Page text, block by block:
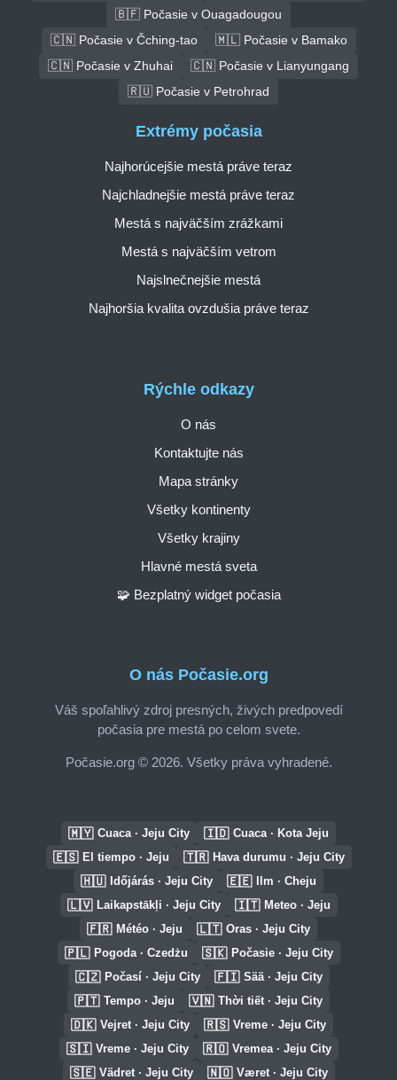
🇧🇫 Počasie v Ouagadougou
🇨🇳 Počasie v Čching-tao
🇲🇱 Počasie v Bamako
🇨🇳 Počasie v Zhuhai
🇨🇳 Počasie v Lianyungang
🇷🇺 Počasie v Petrohrad
O nás Počasie.org
Váš spoľahlivý zdroj presných, živých predpovedí
počasia pre mestá po celom svete.
Počasie.org © 2026. Všetky práva vyhradené.
Rýchle odkazy
O nás
Kontaktujte nás
Mapa stránky
Všetky kontinenty
Všetky krajiny
Hlavné mestá sveta
🧩 Bezplatný widget počasia
Extrémy počasia
Najhorúcejšie mestá práve teraz
Najchladnejšie mestá práve teraz
Mestá s najväčším zrážkami
Mestá s najväčším vetrom
Najslnečnejšie mestá
Najhoršia kvalita ovzdušia práve teraz
🇲🇾 Cuaca · Jeju City 🇮🇩 Cuaca · Kota Jeju
🇪🇸 El tiempo · Jeju 🇹🇷 Hava durumu · Jeju City
🇭🇺 Időjárás · Jeju City 🇪🇪 Ilm · Cheju
🇱🇻 Laikapstākļi · Jeju City 🇮🇹 Meteo · Jeju
🇫🇷 Météo · Jeju 🇱🇹 Oras · Jeju City
🇵🇱 Pogoda · Czedżu 🇸🇰 Počasie · Jeju City
🇨🇿 Počasí · Jeju City 🇫🇮 Sää · Jeju City
🇵🇹 Tempo · Jeju 🇻🇳 Thời tiết · Jeju City
🇩🇰 Vejret · Jeju City 🇷🇸 Vreme · Jeju City
🇸🇮 Vreme · Jeju City 🇷🇴 Vremea · Jeju City
🇸🇪 Vädret · Jeju City 🇳🇴 Været · Jeju City